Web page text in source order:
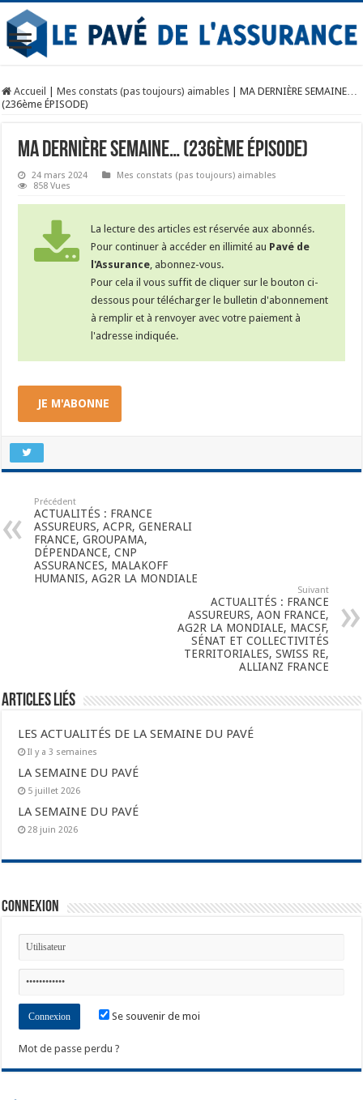
Accueil Mes constats (pas toujours) aimables
MA DERNIÈRE SEMAINE…
(236ème ÉPISODE)
MA DERNIÈRE SEMAINE… (236ème ÉPISODE)
24 mars 2024
Mes constats (pas toujours) aimables
858 Vues
La lecture des articles est réservée aux abonnés.
Pour continuer à accéder en illimité au Pavé de
l'Assurance , abonnez-vous.
Pour cela il vous suffit de cliquer sur le bouton ci-
dessous pour télécharger le bulletin d'abonnement
à remplir et à renvoyer avec votre paiement à
l'adresse indiquée.
JE M'ABONNE
Précédent
ACTUALITÉS : FRANCE
ASSUREURS, ACPR, GENERALI
FRANCE, GROUPAMA,
DÉPENDANCE, CNP
ASSURANCES, MALAKOFF
HUMANIS, AG2R LA MONDIALE
Suivant
ACTUALITÉS : FRANCE
ASSUREURS, AON FRANCE,
AG2R LA MONDIALE, MACSF,
SÉNAT ET COLLECTIVITÉS
TERRITORIALES, SWISS RE,
ALLIANZ FRANCE
Articles liés
LES ACTUALITÉS DE LA SEMAINE DU PAVÉ
Il y a 3 semaines
LA SEMAINE DU PAVÉ
5 juillet 2026
LA SEMAINE DU PAVÉ
28 juin 2026
Connexion
Se souvenir de moi
Mot de passe perdu ?